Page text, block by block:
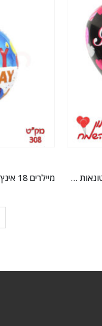
מיילרים 18 אינץ' מודפס *מגיע בסיטונאות חבילה של 5 יח' *